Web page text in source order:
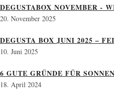
DEGUSTABOX NOVEMBER -
20. November 2025
DEGUSTA BOX JUNI 2025 –
10. Juni 2025
6 GUTE GRÜNDE FÜR
18. April 2024